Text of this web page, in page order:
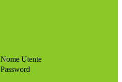
Nome Utente
Password